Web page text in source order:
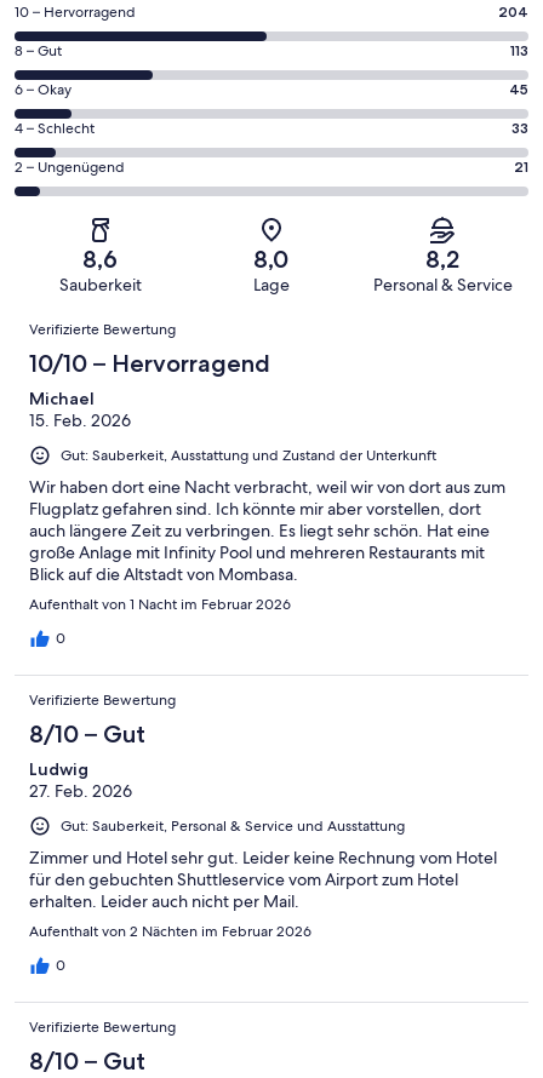
204
von
insgesamt
416
Gästebewertungen
haben
eine
Bewertung
Hervorragend
10 – Hervorragend 204
113
von
insgesamt
416
Gästebewertungen
haben
Bewertung
Gut
8 – Gut 113
45
von
insgesamt
416
Gästebewertungen
Bewertung
Okay
6 – Okay 45
33
von
insgesamt
Gästebewertungen
von
Schlecht
4 – Schlecht 33
21
von
insgesamt
Gästebewertungen
haben
eine
Bewertung
von
Ungenügend
2 – Ungenügend 21
8,6
Sauberkeit
8,0
Lage
8,2
Personal & Service
Bewertungen
Verifizierte Bewertung
10/10 – Hervorragend
Michael
15. Feb. 2026
Gut: Sauberkeit, Ausstattung und Zustand der Unterkunft
Wir haben dort eine Nacht verbracht, weil wir von dort aus zum
Flugplatz gefahren sind. Ich könnte mir aber vorstellen, dort
auch längere Zeit zu verbringen. Es liegt sehr schön. Hat eine
große Anlage mit Infinity Pool und mehreren Restaurants mit
Blick auf die Altstadt von Mombasa.
Aufenthalt von 1 Nacht im Februar 2026
0
Verifizierte Bewertung
8/10 – Gut
Ludwig
27. Feb. 2026
Gut: Sauberkeit, Personal & Service und Ausstattung
Zimmer und Hotel sehr gut. Leider keine Rechnung vom Hotel
für den gebuchten Shuttleservice vom Airport zum Hotel
erhalten. Leider auch nicht per Mail.
Aufenthalt von 2 Nächten im Februar 2026
0
Verifizierte Bewertung
8/10 – Gut